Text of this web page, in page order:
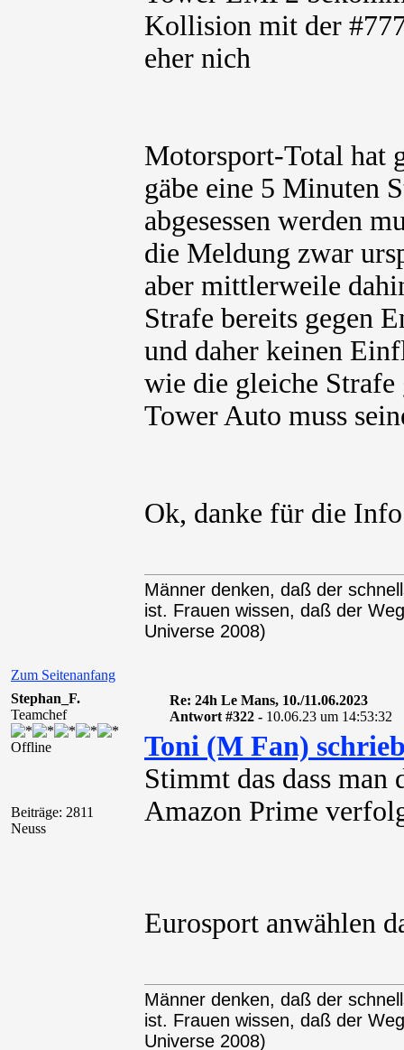
Kollision mit der
eher nich
Motorsport-Total hat
gäbe eine 5 Minuten
abgesessen werden
die Meldung zwar
aber mittlerweile
Strafe bereits gegen
und daher keinen
wie die gleiche Strafe
Tower Auto muss
Ok, danke für die Info
Zum Seitenanfang
Männer denken, daß der
ist. Frauen wissen, daß der
Universe 2008)
Stephan_F.
Teamchef
Offline
Beiträge: 2811
Neuss
Re: 24h Le Mans, 10./11.06.2023
Antwort #322 - 10.06.23 um 14:53:32
Toni (M Fan)
Stimmt das dass
Amazon Prime
Eurosport anwählen
Männer denken, daß der
ist. Frauen wissen, daß der
Universe 2008)